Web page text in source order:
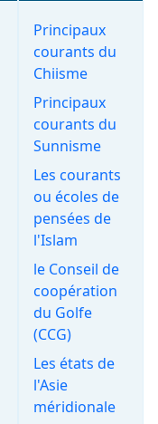
Principaux
courants du
Chiisme
Principaux
courants du
Sunnisme
Les courants
ou écoles de
pensées de
l'Islam
le Conseil de
coopération
du Golfe
(CCG)
Les états de
l'Asie
méridionale